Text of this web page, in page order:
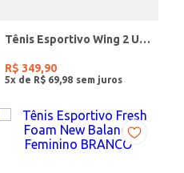
Tênis Esportivo Wing 2 Under Armour Feminino CINZA
R$ 349,90
5x de R$ 69 98